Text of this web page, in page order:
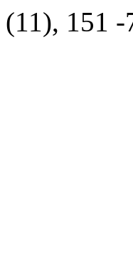
(11), 151